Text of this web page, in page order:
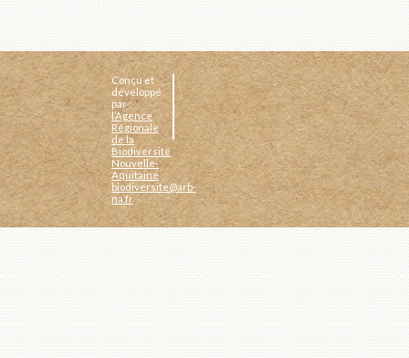
Conçu et
développé
par :
l’Agence
Régionale
de la
Biodiversité
Nouvelle-
Aquitaine
biodiversite@arb-
na.fr